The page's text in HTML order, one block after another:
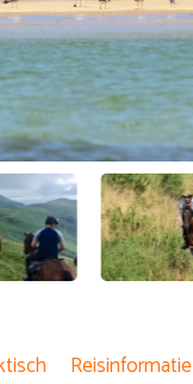
Reisinformatie